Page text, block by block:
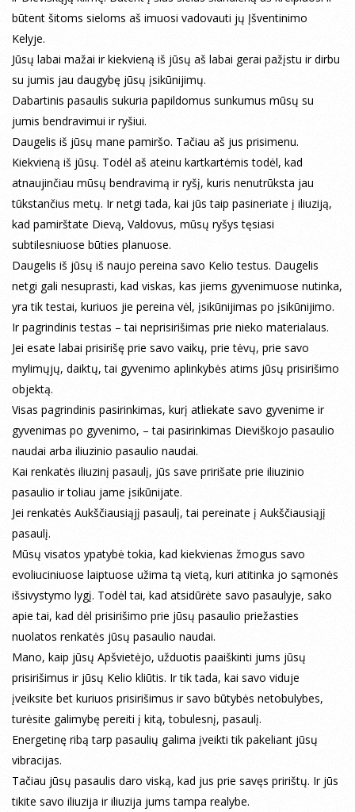
būtent šitoms sieloms aš imuosi vadovauti jų Įšventinimo
Kelyje.
Jūsų labai mažai ir kiekvieną iš jūsų aš labai gerai pažįstu ir dirbu
su jumis jau daugybę jūsų įsikūnijimų.
Dabartinis pasaulis sukuria papildomus sunkumus mūsų su
jumis bendravimui ir ryšiui.
Daugelis iš jūsų mane pamiršo. Tačiau aš jus prisimenu.
Kiekvieną iš jūsų. Todėl aš ateinu kartkartėmis todėl, kad
atnaujinčiau mūsų bendravimą ir ryšį, kuris nenutrūksta jau
tūkstančius metų. Ir netgi tada, kai jūs taip pasineriate į iliuziją,
kad pamirštate Dievą, Valdovus, mūsų ryšys tęsiasi
subtilesniuose būties planuose.
Daugelis iš jūsų iš naujo pereina savo Kelio testus. Daugelis
netgi gali nesuprasti, kad viskas, kas jiems gyvenimuose nutinka,
yra tik testai, kuriuos jie pereina vėl, įsikūnijimas po įsikūnijimo.
Ir pagrindinis testas – tai neprisirišimas prie nieko materialaus.
Jei esate labai prisirišę prie savo vaikų, prie tėvų, prie savo
mylimųjų, daiktų, tai gyvenimo aplinkybės atims jūsų prisirišimo
objektą.
Visas pagrindinis pasirinkimas, kurį atliekate savo gyvenime ir
gyvenimas po gyvenimo, – tai pasirinkimas Dieviškojo pasaulio
naudai arba iliuzinio pasaulio naudai.
Kai renkatės iliuzinį pasaulį, jūs save pririšate prie iliuzinio
pasaulio ir toliau jame įsikūnijate.
Jei renkatės Aukščiausiąjį pasaulį, tai pereinate į Aukščiausiąjį
pasaulį.
Mūsų visatos ypatybė tokia, kad kiekvienas žmogus savo
evoliuciniuose laiptuose užima tą vietą, kuri atitinka jo sąmonės
išsivystymo lygį. Todėl tai, kad atsidūrėte savo pasaulyje, sako
apie tai, kad dėl prisirišimo prie jūsų pasaulio priežasties
nuolatos renkatės jūsų pasaulio naudai.
Mano, kaip jūsų Apšvietėjo, užduotis paaiškinti jums jūsų
prisirišimus ir jūsų Kelio kliūtis. Ir tik tada, kai savo viduje
įveiksite bet kuriuos prisirišimus ir savo būtybės netobulybes,
turėsite galimybę pereiti į kitą, tobulesnį, pasaulį.
Energetinę ribą tarp pasaulių galima įveikti tik pakeliant jūsų
vibracijas.
Tačiau jūsų pasaulis daro viską, kad jus prie savęs pririštų. Ir jūs
tikite savo iliuzija ir iliuzija jums tampa realybe.